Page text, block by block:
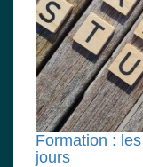
Formation :
jours